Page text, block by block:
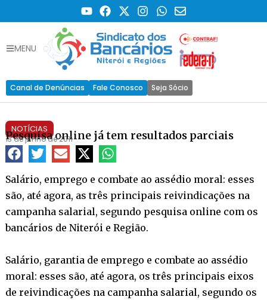
MENU
Canal de Denúncias Fale Conosco Seja Sócio
NOTÍCIAS
Pesquisa online já tem resultados parciais
13 de junho de 2011
Salário, emprego e combate ao assédio moral: esses
são, até agora, as três principais reivindicações na
campanha salarial, segundo pesquisa online com os
bancários de Niterói e Região.
Salário, garantia de emprego e combate ao assédio
moral: esses são, até agora, os três principais eixos
de reivindicações na campanha salarial, segundo os